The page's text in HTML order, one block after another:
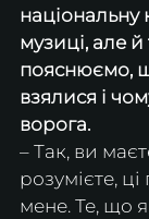
національну
музиці, але
пояснюємо,
взялися і
ворога.
– Так, ви
розумієте,
мене. Те, що